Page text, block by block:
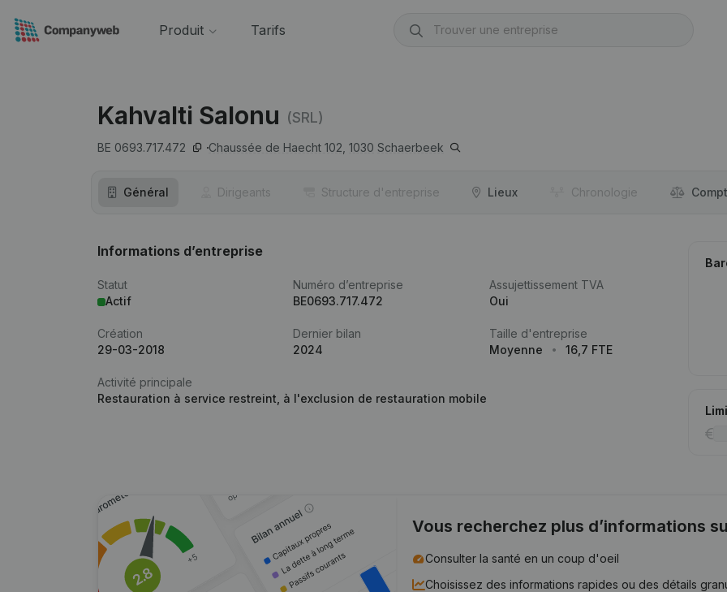
Produit Tarifs
Kahvalti Salonu (SRL)
BE 0693.717.472 Chaussée de Haecht 102, 1030 Schaerbeek
Général Dirigeants Structure d'entreprise Lieux Chronologie
Informations d’entreprise
Statut
Actif
Numéro d’entreprise
BE0693.717.472
Assujettissement TVA
Oui
Création
29-03-2018
Dernier bilan
2024
Taille d'entreprise
Moyenne
16,7 FTE
Activité principale
Restauration à service restreint, à l'exclusion de restauration mobile
Vous recherchez plus d’informations
Consulter la santé en un coup d'oeil
Choisissez des informations rapides ou des détails